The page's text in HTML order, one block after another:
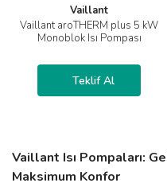
Vaillant
Vaillant aroTHERM plus 5 kW
Monoblok Isı Pompası
Teklif Al
Vaillant Isı Pompaları:
Maksimum Konfor